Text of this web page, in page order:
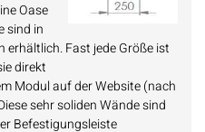
Oase
sind in
erhältlich. Fast jede Größe ist
direkt
Modul auf der Website (nach
sehr soliden Wände sind
Befestigungsleiste